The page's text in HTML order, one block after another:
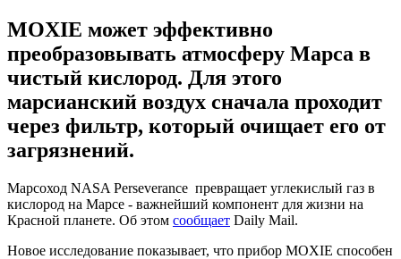
MOXIE может эффективно
преобразовывать атмосферу Марса в
чистый кислород. Для этого
марсианский воздух сначала проходит
через фильтр, который очищает его от
загрязнений.
Марсоход NASA Perseverance превращает углекислый газ в
кислород на Марсе - важнейший компонент для жизни на
Красной планете. Об этом сообщает Daily Mail.
Новое исследование показывает, что прибор MOXIE способен